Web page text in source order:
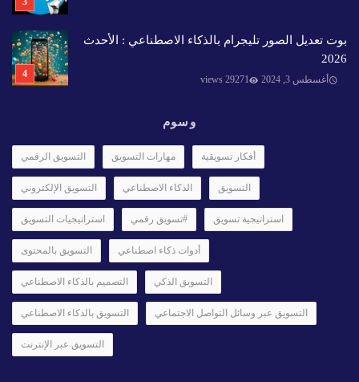
بوت تعديل الصور تليجرام بالذكاء الاصطناعي : الأحدث
2026
أغسطس 3, 2024 29271 views
وسوم
التسويق الرقمي مهارات التسويق أفكار تسويقية
التسويق الإلكتروني الذكاء الاصطناعي التسويق
استراتيجيات التسويق #تسويق رقمي استراتيجية تسويق
التسويق بالمحتوى أدوات ذكاء اصطناعي
التصميم بالذكاء الاصطناعي التسويق الذكي
التسويق بالذكاء الاصطناعي التسويق عبر وسائل التواصل الاجتماعي
التسويق عبر الإنترنت